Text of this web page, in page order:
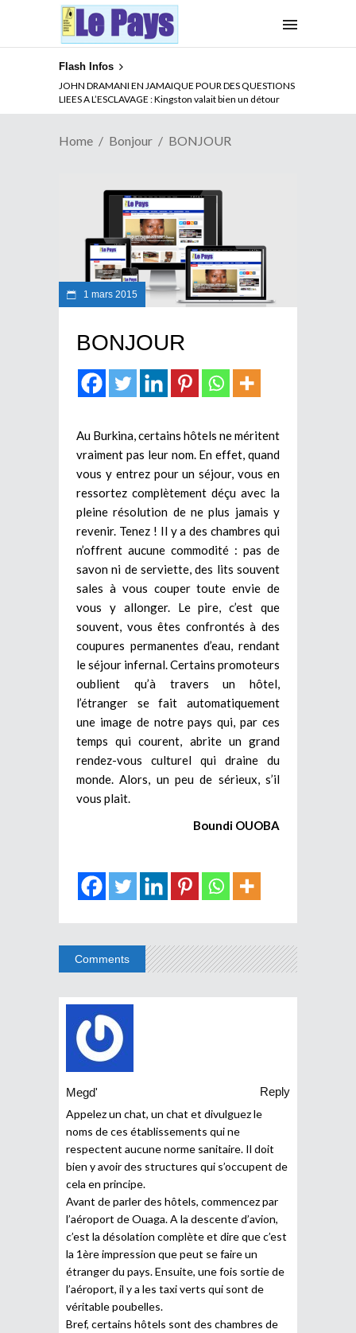
Flash Infos
JOHN DRAMANI EN JAMAIQUE POUR DES QUESTIONS
LIEES A L’ESCLAVAGE : Kingston valait bien un détour
Home Bonjour BONJOUR
1 mars 2015
BONJOUR
Au Burkina, certains hôtels ne méritent
vraiment pas leur nom. En effet, quand
vous y entrez pour un séjour, vous en
ressortez complètement déçu avec la
pleine résolution de ne plus jamais y
revenir. Tenez ! Il y a des chambres qui
n’offrent aucune commodité : pas de
savon ni de serviette, des lits souvent
sales à vous couper toute envie de
vous y allonger. Le pire, c’est que
souvent, vous êtes confrontés à des
coupures permanentes d’eau, rendant
le séjour infernal. Certains promoteurs
oublient qu’à travers un hôtel,
l’étranger se fait automatiquement
une image de notre pays qui, par ces
temps qui courent, abrite un grand
rendez-vous culturel qui draine du
monde. Alors, un peu de sérieux, s’il
vous plait.
Boundi OUOBA
Comments
Megd'
Reply
Appelez un chat, un chat et divulguez le
noms de ces établissements qui ne
respectent aucune norme sanitaire. Il doit
bien y avoir des structures qui s’occupent de
cela en principe.
Avant de parler des hôtels, commencez par
l’aéroport de Ouaga. A la descente d’avion,
c’est la désolation complète et dire que c’est
la 1ère impression que peut se faire un
étranger du pays. Ensuite, une fois sortie de
l’aéroport, il y a les taxi verts qui sont de
véritable poubelles.
Bref, certains hôtels sont des chambres de